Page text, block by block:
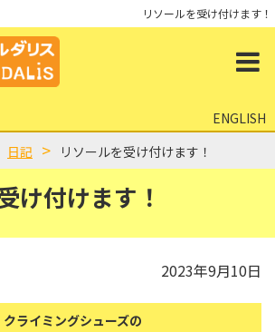
リソールを受け付けます！
ENGLISH
け付けます！
日記 リソールを受け付けます！
2023年9月10日
クライミングシューズの